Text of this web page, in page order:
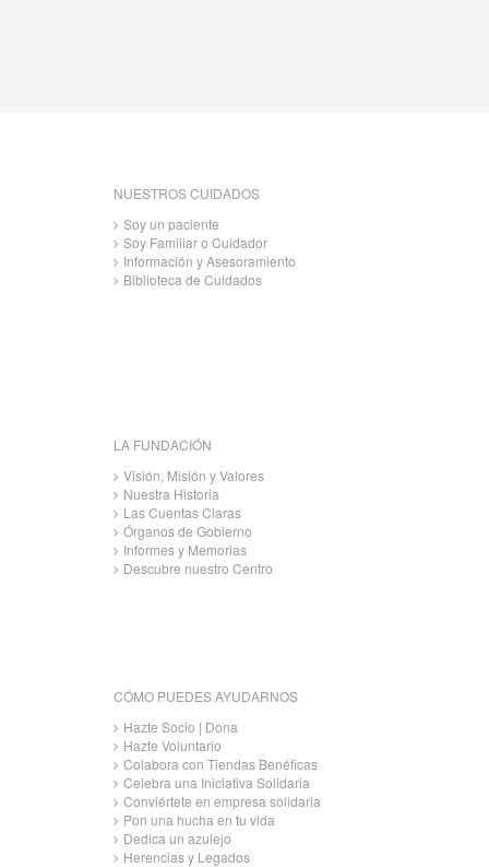
NUESTROS CUIDADOS
Soy un paciente
Soy Familiar o Cuidador
Información y Asesoramiento
Biblioteca de Cuidados
LA FUNDACIÓN
Visión, Misión y Valores
Nuestra Historia
Las Cuentas Claras
Órganos de Gobierno
Informes y Memorias
Descubre nuestro Centro
CÓMO PUEDES AYUDARNOS
Hazte Socio | Dona
Hazte Voluntario
Colabora con Tiendas Benéficas
Celebra una Iniciativa Solidaria
Conviértete en empresa solidaria
Pon una hucha en tu vida
Dedica un azulejo
Herencias y Legados